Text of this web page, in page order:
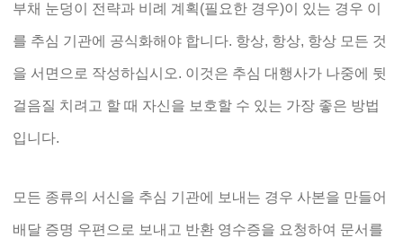
부채 눈덩이 전략과 비례 계획(필요한 경우)이 있는 경우 이
를 추심 기관에 공식화해야 합니다. 항상, 항상, 항상 모든 것
을 서면으로 작성하십시오. 이것은 추심 대행사가 나중에 뒷
걸음질 치려고 할 때 자신을 보호할 수 있는 가장 좋은 방법
입니다.
모든 종류의 서신을 추심 기관에 보내는 경우 사본을 만들어
배달 증명 우편으로 보내고 반환 영수증을 요청하여 문서를